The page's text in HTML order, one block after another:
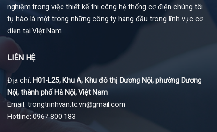
nghiệm trong việc thiết kế thi công hệ thống cơ điện chúng tôi
tự hào là một trong những công ty hàng đầu trong lĩnh vực cơ
điện tại Việt Nam
LIÊN HỆ
Địa chỉ: H01-L25, Khu A, Khu đô thị Dương Nội, phường Dương
Nội, thành phố Hà Nội, Việt Nam
Email: trongtrinhvan.tc.vn@gmail.com
Hotline: 0967 800 183